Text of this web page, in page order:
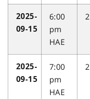
2025-
09-15
6:00
pm
HAE
2
2025-
09-15
7:00
pm
HAE
2